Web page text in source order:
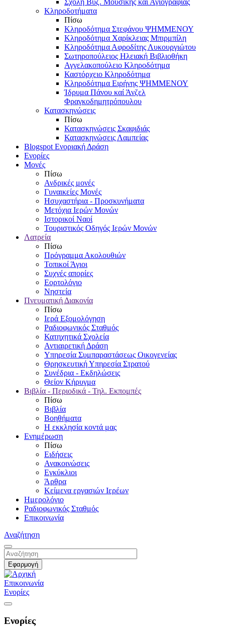
Κληροδοτήματα
Πίσω
Κληροδότημα Στεφάνου ΨΗΜΜΕΝΟΥ
Κληροδότημα Χαρίκλειας Μπιρμπίλη
Κληροδότημα Αφροδίτης Λυκουργιώτου
Σωτηροπούλειος Ηλειακή Βιβλιοθήκη
Αγγελακοπούλειο Κληροδότημα
Καστόρχειο Κληροδότημα
Κληροδότημα Ειρήνης ΨΗΜΜΕΝΟΥ
Ίδρυμα Πάνου καί Άνζελ
Φραγκοδημητρόπουλου
Κατασκηνώσεις
Πίσω
Κατασκηνώσεις Σκαφιδιάς
Κατασκηνώσεις Λαμπείας
Blogspot Ενοριακή Δράση
Ενορίες
Μονές
Πίσω
Ανδρικές μονές
Γυναικείες Μονές
Ησυχαστήρια - Προσκυνήματα
Μετόχια Ιερών Μονών
Ιστορικοί Ναοί
Τουριστικός Οδηγός Ιερών Μονών
Λατρεία
Πίσω
Πρόγραμμα Ακολουθιών
Τοπικοί Άγιοι
Συχνές απορίες
Εορτολόγιο
Νηστεία
Πνευματική Διακονία
Πίσω
Ιερά Εξομολόγηση
Ραδιοφωνικός Σταθμός
Κατηχητικά Σχολεία
Αντιαιρετική Δράση
Υπηρεσία Συμπαραστάσεως Οικογενείας
Θρησκευτική Υπηρεσία Στρατού
Συνέδρια - Εκδηλώσεις
Θείον Κήρυγμα
Βιβλία - Περιοδικά - Τηλ. Εκπομπές
Πίσω
Βιβλία
Βοηθήματα
Η εκκλησία κοντά μας
Ενημέρωση
Πίσω
Ειδήσεις
Ανακοινώσεις
Εγκύκλιοι
Άρθρα
Κείμενα εργασιών Ιερέων
Ημερολόγιο
Ραδιοφωνικός Σταθμός
Επικοινωνία
Αναζήτηση
Επικοινωνία
Ενορίες
Ενορίες